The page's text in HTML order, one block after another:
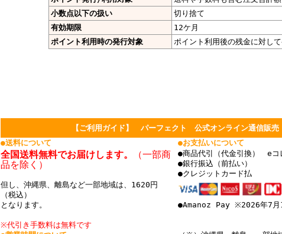
小数点以下の扱い
切り捨て
有効期限
12ケ月
ポイント利用時の発行対象
ポイント利用後の残金に対し
【ご利用ガイド】 パーフェクト 公式オンライン通信販売
●送料について
全国送料無料でお届けします。
（一部商
品を除く）
但し、沖縄県、離島など一部地域は、1620円
（税込）
となります。
※代引き手数料は無料です
●お支払いについて
●商品代引（代金引換） eコ
●銀行振込（前払い）
●クレジットカード払
●Amanoz Pay ※2026年7月